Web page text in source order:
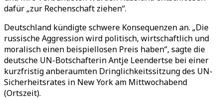
dafür „zur Rechenschaft ziehen“.
Deutschland kündigte schwere Konsequenzen an. „Die
russische Aggression wird politisch, wirtschaftlich und
moralisch einen beispiellosen Preis haben“, sagte die
deutsche UN-Botschafterin Antje Leendertse bei einer
kurzfristig anberaumten Dringlichkeitssitzung des UN-
Sicherheitsrates in New York am Mittwochabend
(Ortszeit).